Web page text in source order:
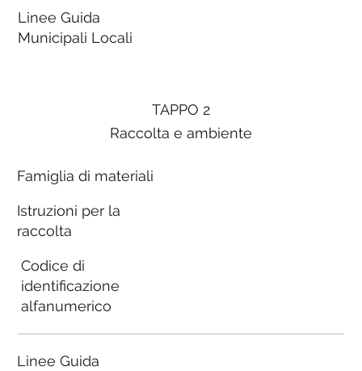
Linee Guida
Municipali Locali
TAPPO 2
Raccolta e ambiente
Famiglia di materiali
Istruzioni per la
raccolta
Codice di
identificazione
alfanumerico
Linee Guida